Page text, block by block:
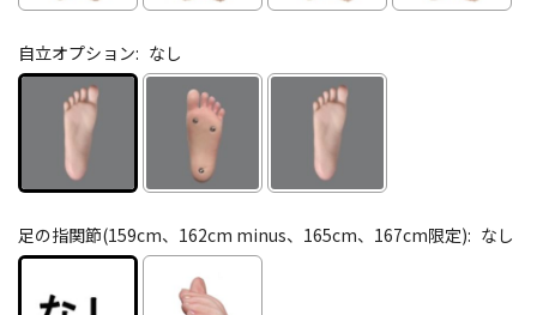
自立オプション: なし
足の指関節(159cm、162cm minus、165cm、167cm限定): なし